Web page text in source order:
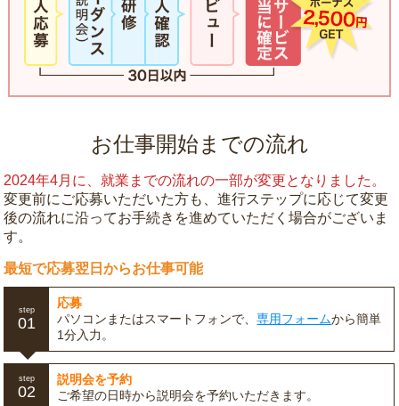
お仕事開始までの流れ
2024年4月に、就業までの流れの一部が変更となりました。
変更前にご応募いただいた方も、進行ステップに応じて変更
後の流れに沿ってお手続きを進めていただく場合がございま
す。
最短で応募翌日からお仕事可能
step
01
応募
パソコンまたはスマートフォンで、専用フォームから簡単
1分入力。
step
02
説明会を予約
ご希望の日時から説明会を予約いただきます。